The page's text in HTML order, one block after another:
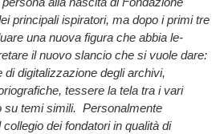
principali ispiratori, ma dopo i primi tre
una nuova figura che abbia le-
il nuovo slancio che si vuole dare:
di digitalizzazione degli archivi,
tessere la tela tra i vari
su temi simili. Personalmente
dei fondatori in qualità di